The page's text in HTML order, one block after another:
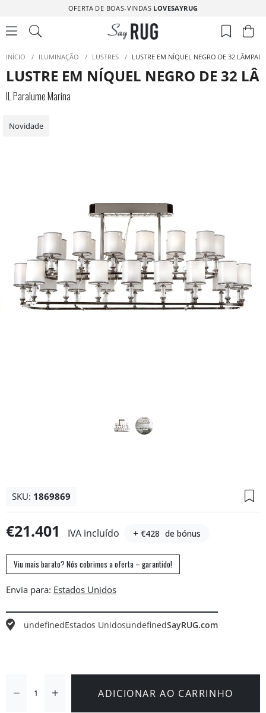
OFERTA DE BOAS-VINDAS LOVESAYRUG
INÍCIO / ILUMINAÇÃO / LUSTRES / LUSTRE EM NÍQUEL NEGRO DE 32
LUSTRE EM NÍQUEL NEGRO DE 32
IL Paralume Marina
Novidade
SKU: 1869869
€21.401 IVA incluído + €428 de bónus
Viu mais barato? Nós cobrimos a oferta – garantido!
Envia para:
undefinedEstados UnidosundefinedSayRUG.com
ADICIONAR AO CARRINHO